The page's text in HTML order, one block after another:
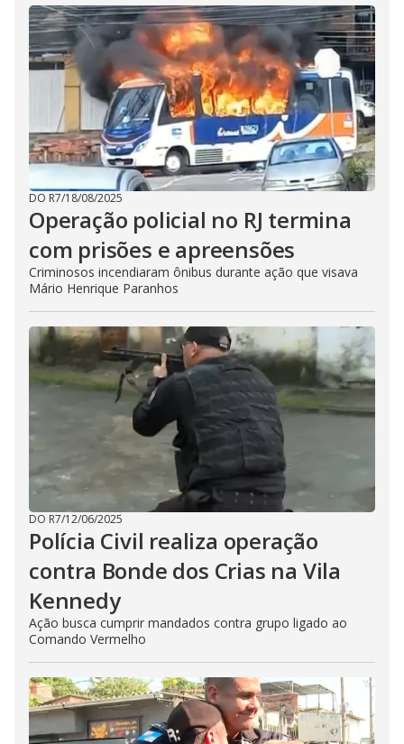
DO R7/18/08/2025
Operação policial no RJ termina
com prisões e apreensões
Criminosos incendiaram ônibus durante ação que visava
Mário Henrique Paranhos
DO R7/12/06/2025
Polícia Civil realiza operação
contra Bonde dos Crias na Vila
Kennedy
Ação busca cumprir mandados contra grupo ligado ao
Comando Vermelho